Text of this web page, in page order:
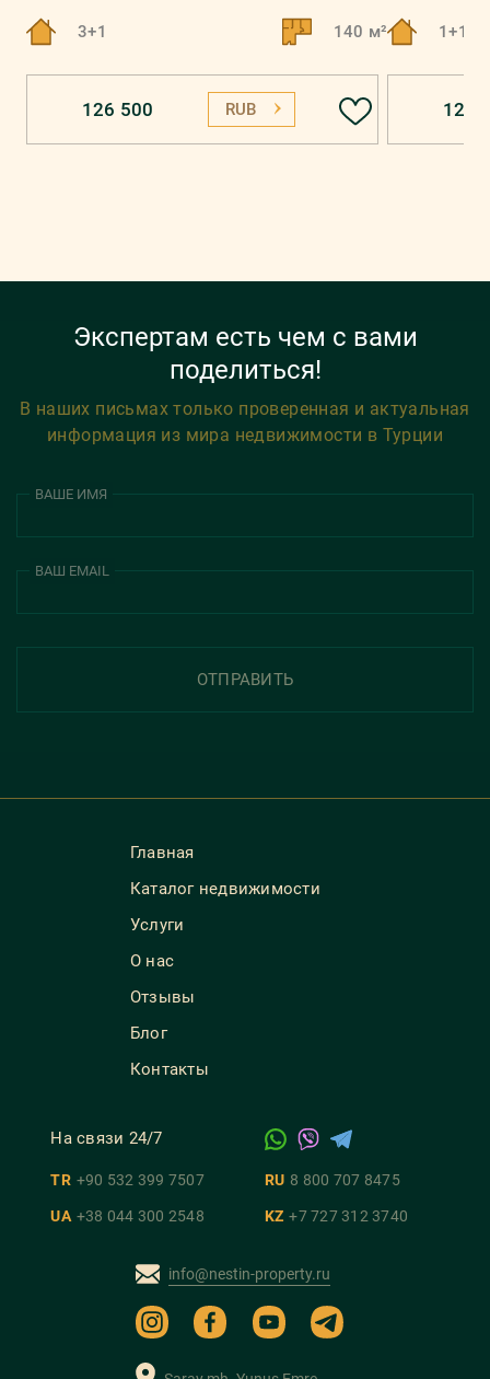
3+1 140 м²
126 500 RUB
1+1
121
Экспертам есть чем с вами
поделиться!
В наших письмах только проверенная и актуальная
информация из мира недвижимости в Турции
ВАШЕ ИМЯ
ВАШ EMAIL
ОТПРАВИТЬ
Главная
Каталог недвижимости
Услуги
О нас
Отзывы
Блог
Контакты
На связи 24/7
TR +90 532 399 7507 RU 8 800 707 8475
UA +38 044 300 2548 KZ +7 727 312 3740
info@nestin-property.ru